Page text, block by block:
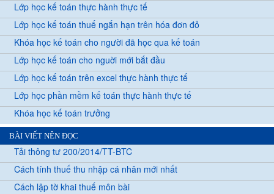
Lớp học kế toán thực hành thực tế
Lớp học kế toán thuế ngắn hạn trên hóa đơn đỏ
Khóa học kế toán cho người đã học qua kế toán
Lớp học kế toán cho nguời mới bắt đầu
Lớp học kế toán trên excel thực hành thực tế
Lớp học phần mềm kế toán thực hành thực tế
Khóa học kế toán trưởng
BÀI VIẾT NÊN ĐỌC
Tải thông tư 200/2014/TT-BTC
Cách tính thuế thu nhập cá nhân mới nhất
Cách lập tờ khai thuế môn bài